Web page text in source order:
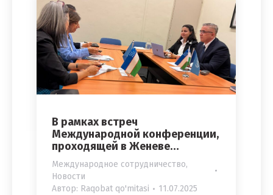
В рамках встреч
Международной конференции,
проходящей в Женеве…
Международное сотрудничество,
Новости
Автор: Raqobat qo'mitasi 11.07.2025